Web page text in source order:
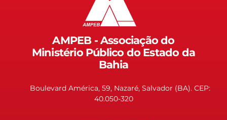
AMPEB - Associação do
Ministério Público do Estado da
Bahia
Boulevard América, 59, Nazaré, Salvador (BA). CEP:
40.050-320